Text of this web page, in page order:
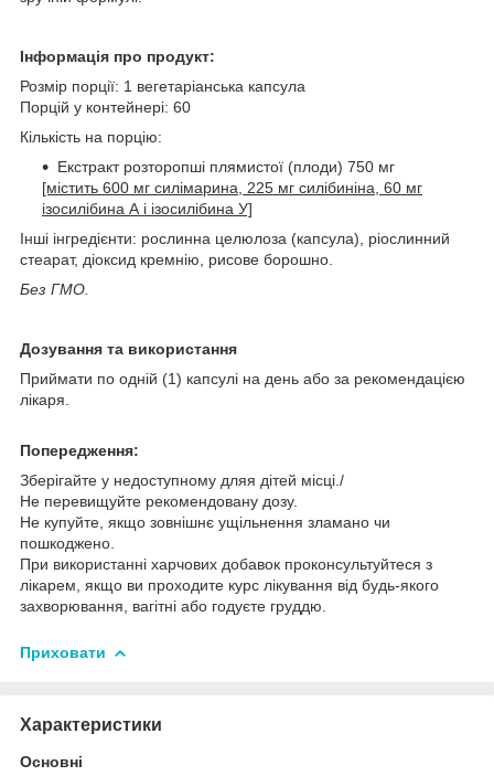
Інформація про продукт:
Розмір порції: 1 вегетаріанська капсула
Порцій у контейнері: 60
Кількість на порцію:
Екстракт розторопші плямистої (плоди) 750 мг
[містить 600 мг силімарина, 225 мг силібиніна, 60 мг
ізосилібина А і ізосилібина У]
Інші інгредієнти: рослинна целюлоза (капсула), ріослинний
стеарат, діоксид кремнію, рисове борошно.
Без ГМО.
Дозування та використання
Приймати по одній (1) капсулі на день або за рекомендацією
лікаря.
Попередження:
Зберігайте у недоступному дляя дітей місці./
Не перевищуйте рекомендовану дозу.
Не купуйте, якщо зовнішнє ущільнення зламано чи
пошкоджено.
При використанні харчових добавок проконсультуйтеся з
лікарем, якщо ви проходите курс лікування від будь-якого
захворювання, вагітні або годуєте груддю.
Приховати
Характеристики
Основні